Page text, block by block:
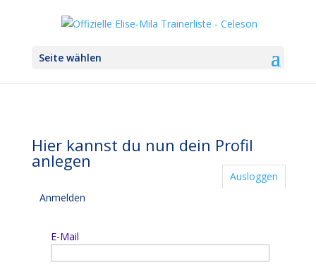
Seite wählen
Hier kannst du nun dein Profil
anlegen
Ausloggen
Anmelden
E-Mail